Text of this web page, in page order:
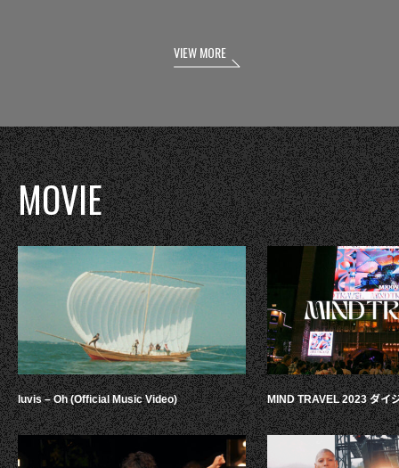
VIEW MORE
MOVIE
luvis – Oh (Official Music Video) MIND TRAVEL 2023 ダイ